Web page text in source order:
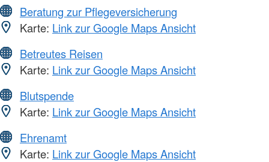
Beratung zur Pflegeversicherung
Karte: Link zur Google Maps Ansicht
Betreutes Reisen
Karte: Link zur Google Maps Ansicht
Blutspende
Karte: Link zur Google Maps Ansicht
Ehrenamt
Karte: Link zur Google Maps Ansicht